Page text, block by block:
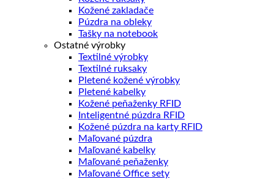
Kožené zakladače
Púzdra na obleky
Tašky na notebook
Ostatné výrobky
Textilné výrobky
Textilné ruksaky
Pletené kožené výrobky
Pletené kabelky
Kožené peňaženky RFID
Inteligentné púzdra RFID
Kožené púzdra na karty RFID
Maľované púzdra
Maľované kabelky
Maľované peňaženky
Maľované Office sety